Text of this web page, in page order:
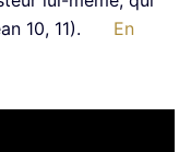
10, 11).
En